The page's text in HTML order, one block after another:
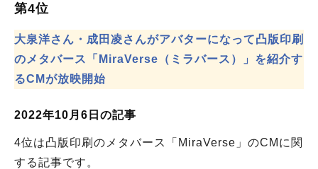
第4位
大泉洋さん・成田凌さんがアバターになって凸版印刷
のメタバース「MiraVerse（ミラバース）」を紹介す
るCMが放映開始
2022年10月6日の記事
4位は凸版印刷のメタバース「MiraVerse」のCMに関
する記事です。